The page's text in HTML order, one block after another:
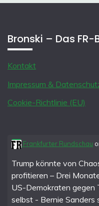
Bronski – Das FR-
Kontakt
Impressum &
Cookie-Richtlinie (EU)
Frankfurter Rundschau
Trump könnte von
profitieren – Drei
US-Demokraten gegen
selbst - Bernie Sanders